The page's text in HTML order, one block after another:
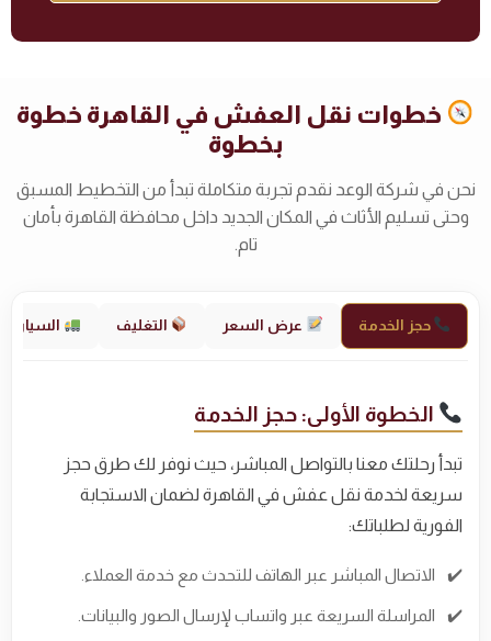
خطوات نقل العفش في القاهرة خطوة
بخطوة
نحن في شركة الوعد نقدم تجربة متكاملة تبدأ من التخطيط المسبق
وحتى تسليم الأثاث في المكان الجديد داخل محافظة القاهرة بأمان
تام.
حجز الخدمة عرض السعر التغليف السيارات
الخطوة الأولى: حجز الخدمة
تبدأ رحلتك معنا بالتواصل المباشر، حيث نوفر لك طرق حجز
سريعة لخدمة نقل عفش في القاهرة لضمان الاستجابة
الفورية لطلباتك:
الاتصال المباشر عبر الهاتف للتحدث مع خدمة العملاء.
المراسلة السريعة عبر واتساب لإرسال الصور والبيانات.